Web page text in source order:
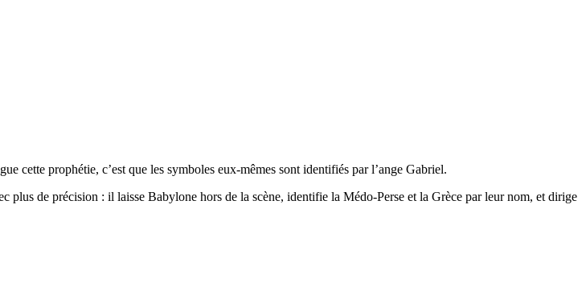
cette prophétie, c’est que les symboles eux-mêmes sont identifiés par l’ange Gabriel.
plus de précision : il laisse Babylone hors de la scène, identifie la Médo-Perse et la Grèce par leur nom, et dirige